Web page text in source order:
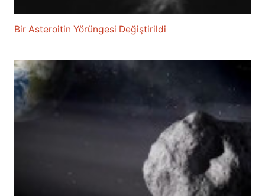
Bir Asteroitin Yörüngesi Değiştirildi